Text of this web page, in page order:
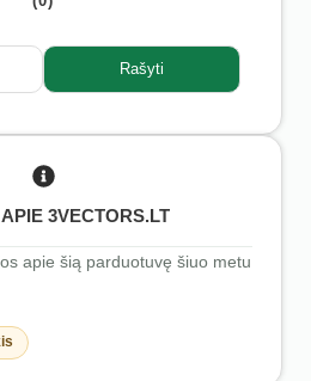
Rašyti
3VECTORS.LT
apie šią parduotuvę šiuo metu